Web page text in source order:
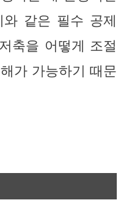
와 같은 필수 공제
축을 어떻게 조절
가 가능하기 때문